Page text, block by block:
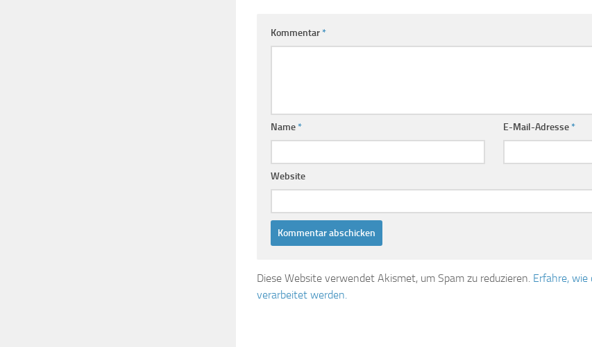
Kommentar*
Name* E-Mail-Adresse*
Website
Diese Website verwendet Akismet, um Spam zu reduzieren. Erfahre,
verarbeitet werden.